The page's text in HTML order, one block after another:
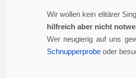
Wir wollen kein elitärer
hilfreich aber nicht
Wer neugierig auf uns
Schnupperprobe oder